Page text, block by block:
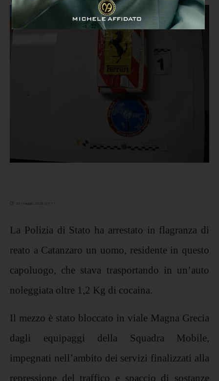
30 maggio 2026 09:11
La Polizia di Stato ha arrestato in flagranza di
reato a Catanzaro un uomo, residente in questo
capoluogo, che stava trasportando in un’auto
noleggiata oltre 1,2 Kg di cocaina.
Il mezzo è stato bloccato in viale Magna Grecia
dagli equipaggi della Squadra Mobile,
impegnati nell’ambito dei servizi finalizzati alla
repressione del traffico e spaccio di sostanze